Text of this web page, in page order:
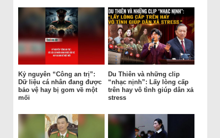
Kỷ nguyên “Công an trị”:
Dữ liệu cá nhân đang được
bảo vệ hay bị gom về một
mối
Du Thiên và những clip
“nhạc nịnh”: Lấy lòng cấp
trên hay vô tình giúp dân xả
stress